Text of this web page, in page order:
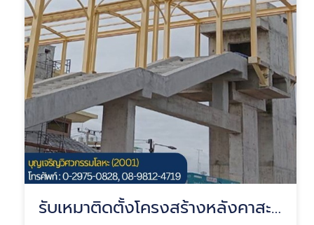
รับเหมาติดตั้งโครงสร้างหลังคาสะพานลอย